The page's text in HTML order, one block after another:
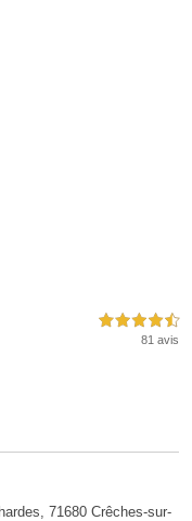
4,5 étoiles sur 5
81 avis
71680 Crêches-sur-